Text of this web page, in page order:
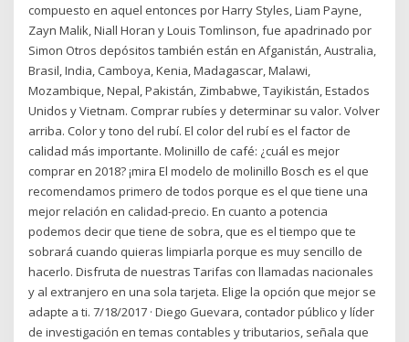
compuesto en aquel entonces por Harry Styles, Liam Payne,
Zayn Malik, Niall Horan y Louis Tomlinson, fue apadrinado por
Simon Otros depósitos también están en Afganistán, Australia,
Brasil, India, Camboya, Kenia, Madagascar, Malawi,
Mozambique, Nepal, Pakistán, Zimbabwe, Tayikistán, Estados
Unidos y Vietnam. Comprar rubíes y determinar su valor. Volver
arriba. Color y tono del rubí. El color del rubí es el factor de
calidad más importante. Molinillo de café: ¿cuál es mejor
comprar en 2018? ¡mira El modelo de molinillo Bosch es el que
recomendamos primero de todos porque es el que tiene una
mejor relación en calidad-precio. En cuanto a potencia
podemos decir que tiene de sobra, que es el tiempo que te
sobrará cuando quieras limpiarla porque es muy sencillo de
hacerlo. Disfruta de nuestras Tarifas con llamadas nacionales
y al extranjero en una sola tarjeta. Elige la opción que mejor se
adapte a ti. 7/18/2017 · Diego Guevara, contador público y líder
de investigación en temas contables y tributarios, señala que